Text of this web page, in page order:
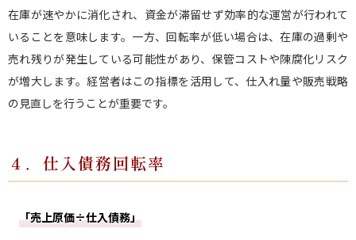
在庫が速やかに消化され、資金が滞留せず効率的な運営が行われて
いることを意味します。一方、回転率が低い場合は、在庫の過剰や
売れ残りが発生している可能性があり、保管コストや陳腐化リスク
が増大します。経営者はこの指標を活用して、仕入れ量や販売戦略
の見直しを行うことが重要です。
４．仕入債務回転率
「売上原価÷仕入債務」